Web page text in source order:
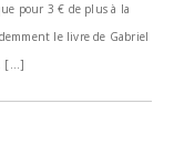
pour 3 € de plus à la
le livre de Gabriel
[…]